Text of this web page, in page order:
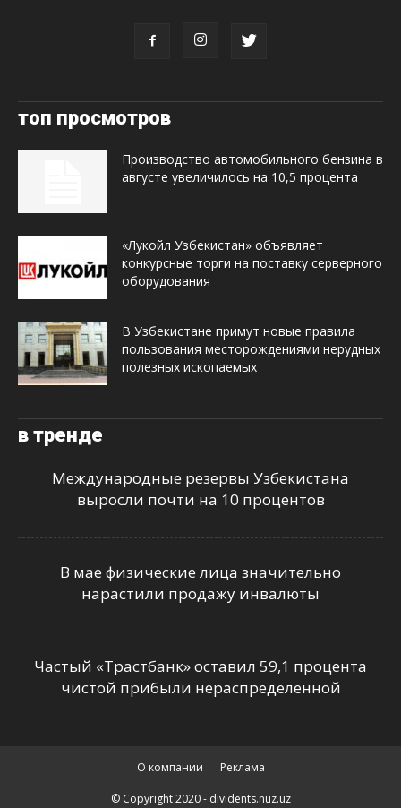
топ просмотров
Производство автомобильного бензина в
августе увеличилось на 10,5 процента
«Лукойл Узбекистан» объявляет
конкурсные торги на поставку серверного
оборудования
В Узбекистане примут новые правила
пользования месторождениями нерудных
полезных ископаемых
в тренде
Международные резервы Узбекистана
выросли почти на 10 процентов
В мае физические лица значительно
нарастили продажу инвалюты
Частый «Трастбанк» оставил 59,1 процента
чистой прибыли нераспределенной
О компании Реклама
© Copyright 2020 - dividents.nuz.uz